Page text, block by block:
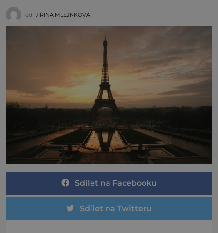
od JIŘINA MLEJNKOVÁ
Sdílet na Facebooku
Sdílet na Twitteru